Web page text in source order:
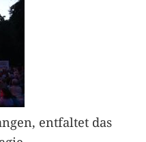
entfaltet das